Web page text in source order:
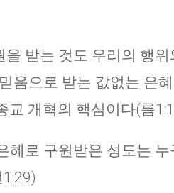
을 받는 것도 우리의 행
음으로 받는 값없는 은
교 개혁의 핵심이다(롬
혜로 구원받은 성도는